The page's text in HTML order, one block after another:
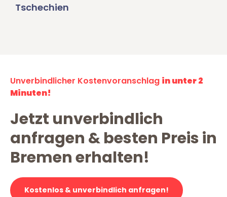
Tschechien
Unverbindlicher Kostenvoranschlag in unter 2
Minuten!
Jetzt unverbindlich
anfragen & besten Preis in
Bremen erhalten!
Kostenlos & unverbindlich anfragen!